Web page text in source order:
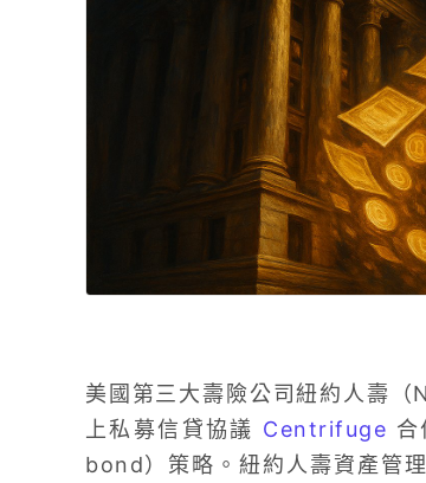
美國第三大壽險公司紐約人壽
上私募信貸協議 Centrifuge
bond）策略。紐約人壽資產管